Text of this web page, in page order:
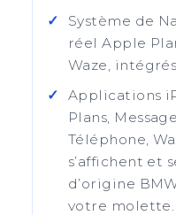
Système de
réel Apple
Waze,
Applications
Plans,
Téléphone,
s’affichent et
d’origine
votre molette.